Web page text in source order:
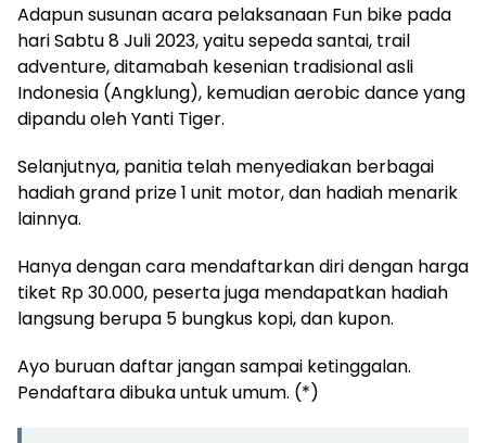
Adapun susunan acara pelaksanaan Fun bike pada
hari Sabtu 8 Juli 2023, yaitu sepeda santai, trail
adventure, ditamabah kesenian tradisional asli
Indonesia (Angklung), kemudian aerobic dance yang
dipandu oleh Yanti Tiger.
Selanjutnya, panitia telah menyediakan berbagai
hadiah grand prize 1 unit motor, dan hadiah menarik
lainnya.
Hanya dengan cara mendaftarkan diri dengan harga
tiket Rp 30.000, peserta juga mendapatkan hadiah
langsung berupa 5 bungkus kopi, dan kupon.
Ayo buruan daftar jangan sampai ketinggalan.
Pendaftara dibuka untuk umum. (*)